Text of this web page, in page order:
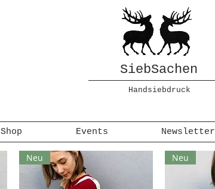
SiebSachen
Handsiebdruck
Shop Events Newsletter
Neu Neu